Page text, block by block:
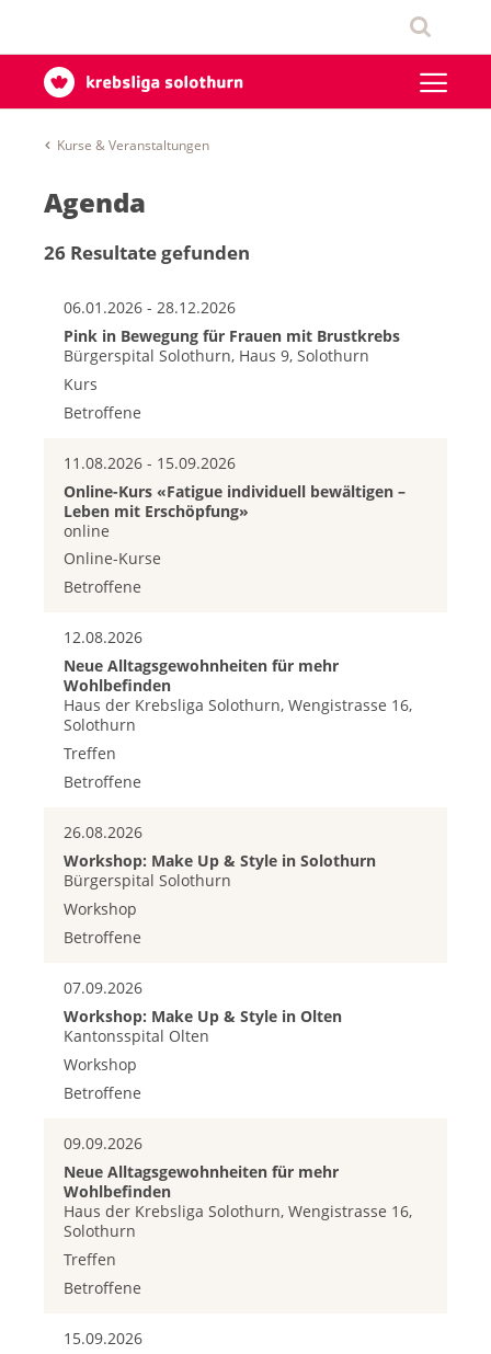
Kurse & Veranstaltungen
Agenda
26 Resultate gefunden
06.01.2026 - 28.12.2026
Pink in Bewegung für Frauen mit Brustkrebs
Bürgerspital Solothurn, Haus 9, Solothurn
Kurs
Betroffene
11.08.2026 - 15.09.2026
Online-Kurs «Fatigue individuell bewältigen –
Leben mit Erschöpfung»
online
Online-Kurse
Betroffene
12.08.2026
Neue Alltagsgewohnheiten für mehr
Wohlbefinden
Haus der Krebsliga Solothurn, Wengistrasse 16,
Solothurn
Treffen
Betroffene
26.08.2026
Workshop: Make Up & Style in Solothurn
Bürgerspital Solothurn
Workshop
Betroffene
07.09.2026
Workshop: Make Up & Style in Olten
Kantonsspital Olten
Workshop
Betroffene
09.09.2026
Neue Alltagsgewohnheiten für mehr
Wohlbefinden
Haus der Krebsliga Solothurn, Wengistrasse 16,
Solothurn
Treffen
Betroffene
15.09.2026